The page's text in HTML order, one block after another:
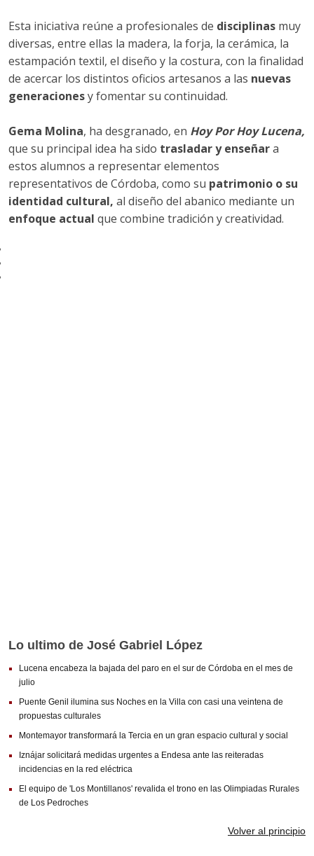
ANTEQUERA
ALAMEDA
ARCHIDONA
CUEVAS DE SAN MARCOS
CUEVAS BAJAS
VILLANUEVA DE ALGAIDAS
VILLANUEVA DE TAPIA
Esta iniciativa reúne a profesionales de disciplinas muy
diversas, entre ellas la madera, la forja, la cerámica, la
estampación textil, el diseño y la costura, con la finalidad
de acercar los distintos oficios artesanos a las nuevas
generacionesy fomentar su continuidad.
Gema Molina, ha desgranado, en Hoy Por Hoy Lucena,
que su principal idea ha sido trasladar y enseñara
estos alumnos a representar elementos
representativos de Córdoba, como su patrimonio o su
identidad cultural, al diseño del abanico mediante un
enfoque actual que combine tradición y creatividad.
Lo ultimo de José Gabriel López
Lucena encabeza la bajada del paro en el sur de Córdoba en el mes de
julio
Puente Genil ilumina sus Noches en la Villa con casi una veintena de
propuestas culturales
Montemayor transformará la Tercia en un gran espacio cultural y social
Iznájar solicitará medidas urgentes a Endesa ante las reiteradas
incidencias en la red eléctrica
El equipo de 'Los Montillanos' revalida el trono en las Olimpiadas Rurales
de Los Pedroches
Volver al principio